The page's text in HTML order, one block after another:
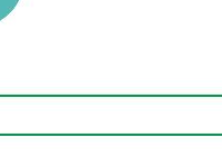
日本富士化學株式會社技術
使用更安心，超強遮蓋力